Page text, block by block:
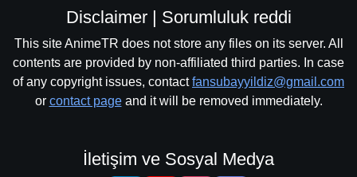
Disclaimer | Sorumluluk reddi
This site AnimeTR does not store any files on its server. All
contents are provided by non-affiliated third parties. In case
of any copyright issues, contactfansubayyildiz@gmail.com
or contact pageand it will be removed immediately.
İletişim ve Sosyal Medya